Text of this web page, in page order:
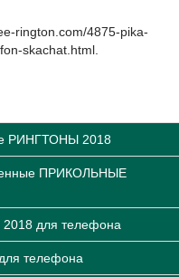
rington.com/4875-pika-
skachat.html
РИНГТОНЫ 2018
ПРИКОЛЬНЫЕ
для телефона
телефона